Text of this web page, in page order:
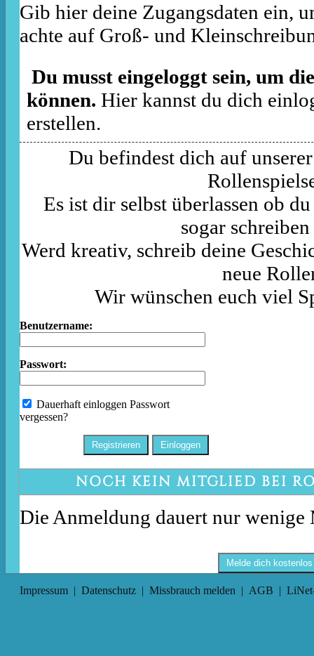
Gib hier deine Zugangsdaten ein,
achte auf Groß- und
Du musst eingeloggt sein, um
können. Hier kannst du dich
erstellen.
Du befindest dich auf
Es ist dir selbst überlassen ob
sogar
Werd kreativ, schreib deine
neue
Wir wünschen euch viel
Benutzername:
Passwort:
Dauerhaft einloggen Passwort
vergessen?
NOCH KEIN MITGLIED BEI
Die Anmeldung dauert nur
Melde dich
Impressum | Datenschutz | Missbrauch melden | AGB |